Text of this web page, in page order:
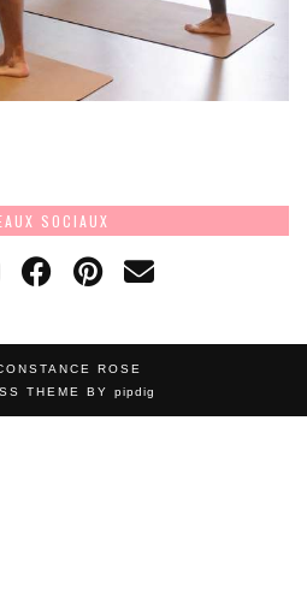
SOCIAUX
ROSE
THEME BY pipdig